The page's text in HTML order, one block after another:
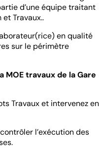
d’une équipe traitant
Travaux..
en qualité
sur le périmètre
MOE travaux de laGare
Travaux et intervenez en
l’exécution des